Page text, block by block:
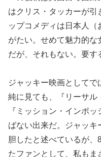
はクリス・タッカーが引
ップコメディは日本人
がたい。せめて魅力的
だが、それもない。要す
ジャッキー映画として
純に見ても、『リーサル
『ミッション・インポ
ばない出来だ。ジャッキ
胆したと述べているが、
たファンとして、私も